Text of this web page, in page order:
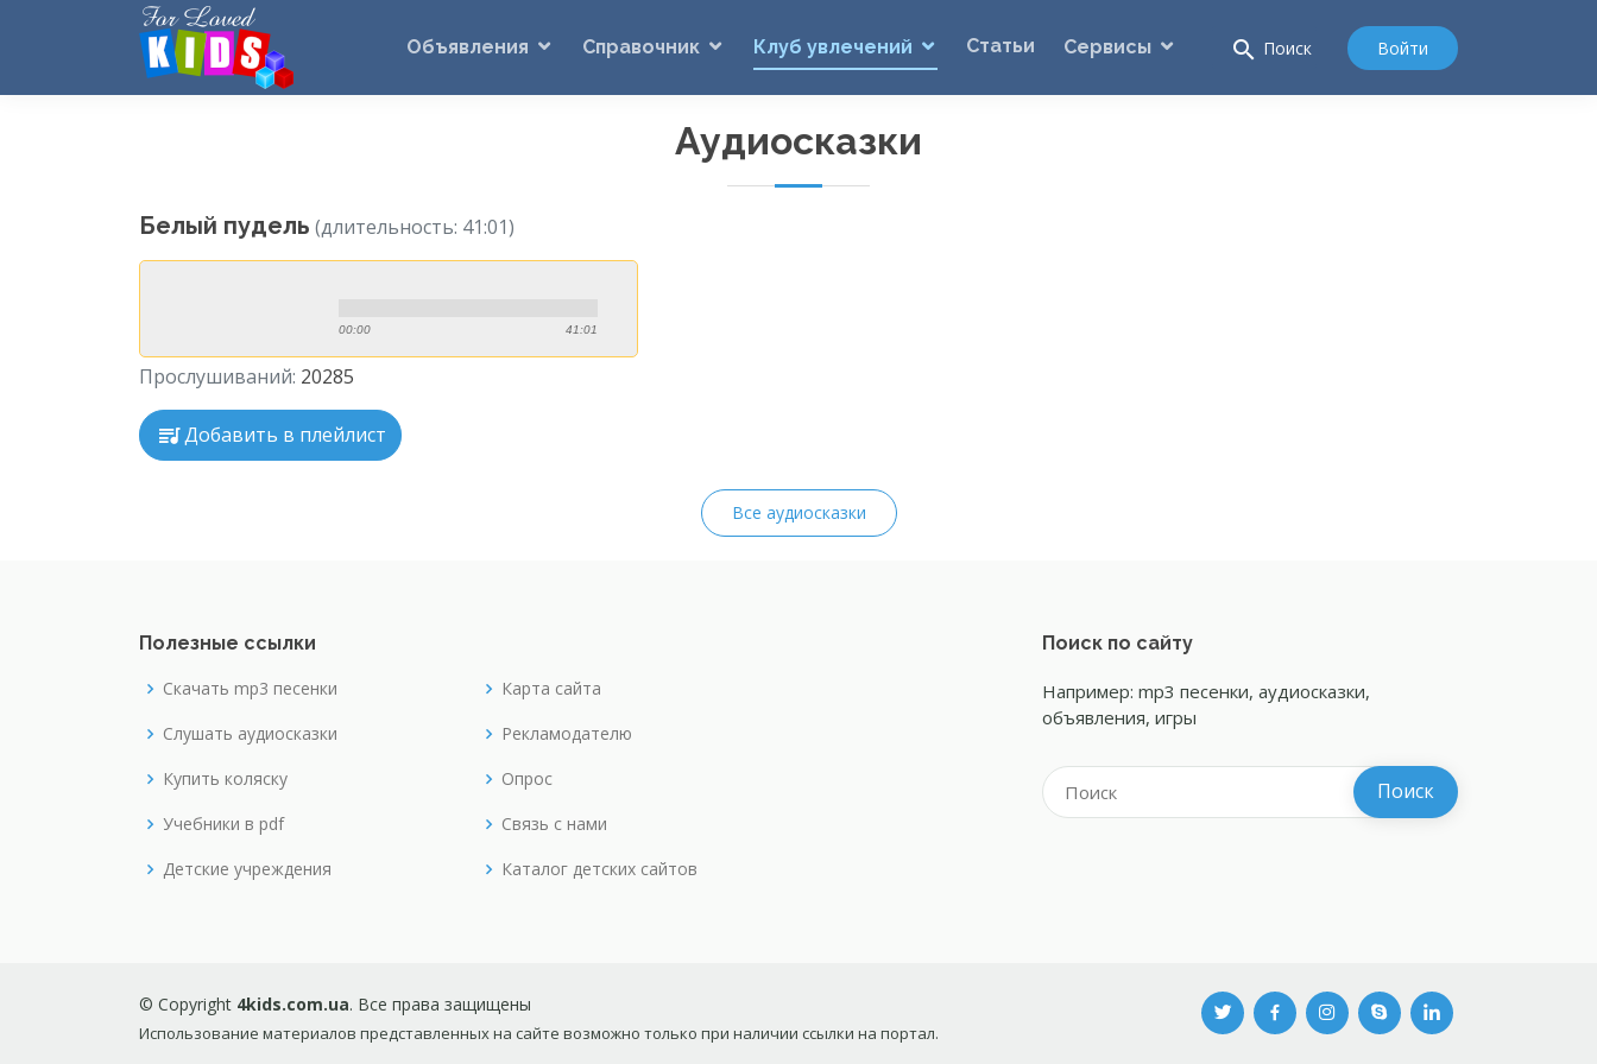
Объявления Справочник Клуб увлечений Статьи Сервисы search Поиск Войти
Аудиосказки
Белый пудель (длительность: 41:01)
00:00 41:01
Прослушиваний: 20285
Добавить в плейлист
Все аудиосказки
Полезные ссылки
Скачать mp3 песенки
Слушать аудиосказки
Купить коляску
Учебники в pdf
Детские учреждения
Карта сайта
Рекламодателю
Опрос
Связь с нами
Каталог детских сайтов
Поиск по сайту
Например: mp3 песенки, аудиосказки,
объявления, игры
© Copyright 4kids.com.ua. Все права защищены
Использование материалов представленных на сайте возможно только при наличии ссылки на портал.